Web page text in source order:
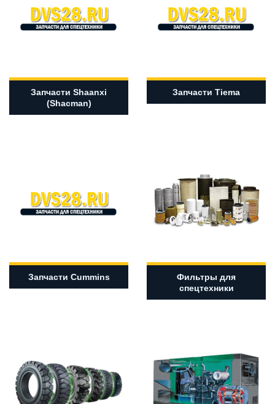
Запчасти Shaanxi
(Shacman)
Запчасти Tiema
Запчасти Cummins
Фильтры для
спецтехники